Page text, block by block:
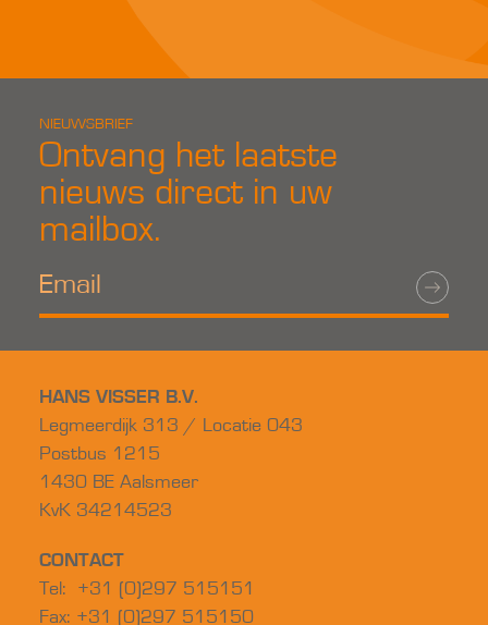
NIEUWSBRIEF
Ontvang het laatste
nieuws direct in uw
mailbox.
HANS VISSER B.V.
Legmeerdijk 313 / Locatie 043
Postbus 1215
1430 BE Aalsmeer
KvK 34214523
CONTACT
Tel: +31 (0)297 515151
Fax: +31 (0)297 515150